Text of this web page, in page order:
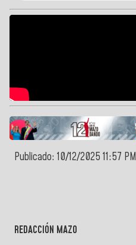
Publicado: 10/12/2025 11:57 PM
REDACCIÓN MAZO